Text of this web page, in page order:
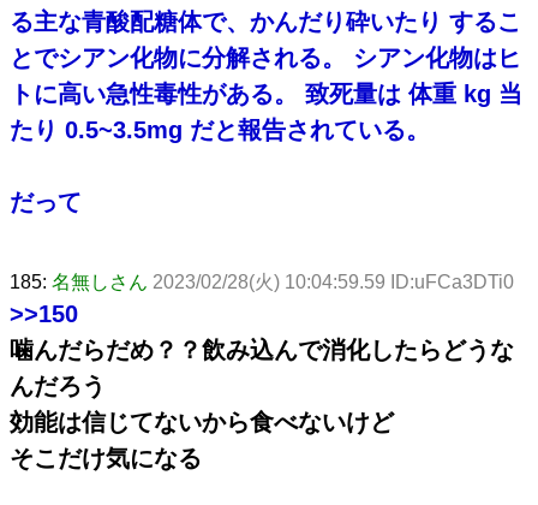
る主な青酸配糖体で、かんだり砕いたり するこ
とでシアン化物に分解される。 シアン化物はヒ
トに高い急性毒性がある。 致死量は 体重 kg 当
たり 0.5~3.5mg だと報告されている。
だって
185: 名無しさん 2023/02/28(火) 10:04:59.59 ID:uFCa3DTi0
>>150
噛んだらだめ？？飲み込んで消化したらどうな
んだろう
効能は信じてないから食べないけど
そこだけ気になる